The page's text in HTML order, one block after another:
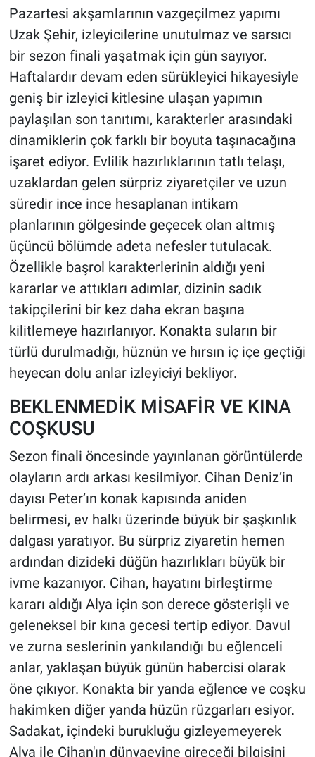
Pazartesi akşamlarının vazgeçilmez yapımı
Uzak Şehir, izleyicilerine unutulmaz ve sarsıcı
bir sezon finali yaşatmak için gün sayıyor.
Haftalardır devam eden sürükleyici hikayesiyle
geniş bir izleyici kitlesine ulaşan yapımın
paylaşılan son tanıtımı, karakterler arasındaki
dinamiklerin çok farklı bir boyuta taşınacağına
işaret ediyor. Evlilik hazırlıklarının tatlı telaşı,
uzaklardan gelen sürpriz ziyaretçiler ve uzun
süredir ince ince hesaplanan intikam
planlarının gölgesinde geçecek olan altmış
üçüncü bölümde adeta nefesler tutulacak.
Özellikle başrol karakterlerinin aldığı yeni
kararlar ve attıkları adımlar, dizinin sadık
takipçilerini bir kez daha ekran başına
kilitlemeye hazırlanıyor. Konakta suların bir
türlü durulmadığı, hüznün ve hırsın iç içe geçtiği
heyecan dolu anlar izleyiciyi bekliyor.
BEKLENMEDİK MİSAFİR VE KINA
COŞKUSU
Sezon finali öncesinde yayınlanan görüntülerde
olayların ardı arkası kesilmiyor. Cihan Deniz’in
dayısı Peter’ın konak kapısında aniden
belirmesi, ev halkı üzerinde büyük bir şaşkınlık
dalgası yaratıyor. Bu sürpriz ziyaretin hemen
ardından dizideki düğün hazırlıkları büyük bir
ivme kazanıyor. Cihan, hayatını birleştirme
kararı aldığı Alya için son derece gösterişli ve
geleneksel bir kına gecesi tertip ediyor. Davul
ve zurna seslerinin yankılandığı bu eğlenceli
anlar, yaklaşan büyük günün habercisi olarak
öne çıkıyor. Konakta bir yanda eğlence ve coşku
hakimken diğer yanda hüzün rüzgarları esiyor.
Sadakat, içindeki burukluğu gizleyemeyerek
Alya ile Cihan'ın dünyaevine gireceği bilgisini